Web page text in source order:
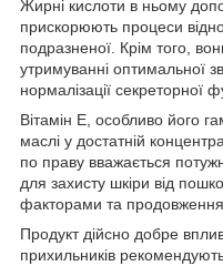
Жирні кислоти в ньому
прискорюють процеси
подразненої. Крім того,
утримуванні оптимальної
нормалізації секреторної
Вітамін Е, особливо його
маслі у достатній
по праву вважається
для захисту шкіри від
факторами та продовження
Продукт дійсно добре
прихильників